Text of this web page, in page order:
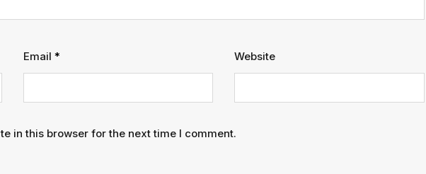
Email * Website
in this browser for the next time I comment.